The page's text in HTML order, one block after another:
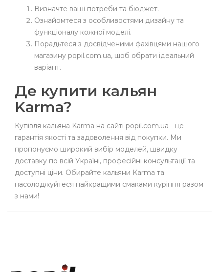
Визначте ваші потреби та бюджет.
Ознайомтеся з особливостями дизайну та
функціоналу кожної моделі.
Порадьтеся з досвідченими фахівцями нашого
магазину popil.com.ua, щоб обрати ідеальний
варіант.
Де купити кальян
Karma?
Купівля кальяна Karma на сайті popil.com.ua - це
гарантія якості та задоволення від покупки. Ми
пропонуємо широкий вибір моделей, швидку
доставку по всій Україні, професійні консультації та
доступні ціни. Обирайте кальяни Karma та
насолоджуйтеся найкращими смаками куріння разом
з нами!